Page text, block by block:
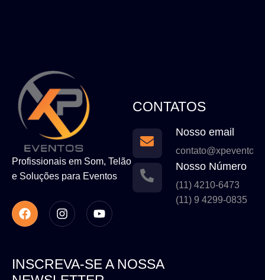
Profissionais em Som, Telão
e Soluções para Eventos
CONTATOS
Nosso email
Nosso Número
(11) 4210-6473
(11) 9 4299-0835
INSCREVA-SE A NOSSA